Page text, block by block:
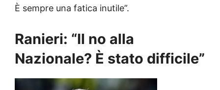
È sempre una fatica inutile”.
Ranieri: “Il no alla
Nazionale? È stato difficile”